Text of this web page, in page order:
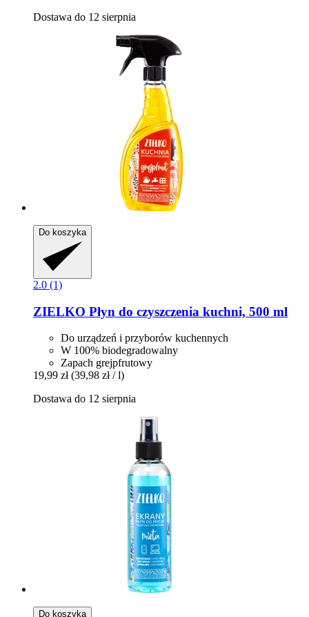
Dostawa do 12 sierpnia
Do koszyka
2.0 (1)
ZIELKO Płyn do czyszczenia kuchni, 500 ml
Do urządzeń i przyborów kuchennych
W 100% biodegradowalny
Zapach grejpfrutowy
19,99 zł (39,98 zł / l)
Dostawa do 12 sierpnia
Do koszyka